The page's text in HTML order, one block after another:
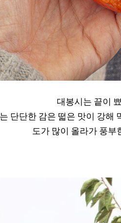
대봉시는 끝이
단단한 감은 떫은 맛이 강해